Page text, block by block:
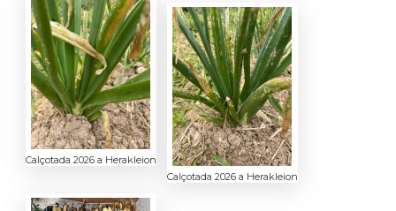
Calçotada 2026 a Herakleion
Calçotada 2026 a Herakleion